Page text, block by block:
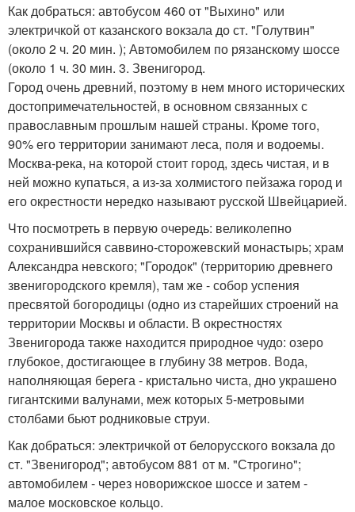
Как добраться: автобусом 460 от "Выхино" или
электричкой от казанского вокзала до ст. "Голутвин"
(около 2 ч. 20 мин. ); Автомобилем по рязанскому шоссе
(около 1 ч. 30 мин. 3. Звенигород.
Город очень древний, поэтому в нем много исторических
достопримечательностей, в основном связанных с
православным прошлым нашей страны. Кроме того,
90% его территории занимают леса, поля и водоемы.
Москва-река, на которой стоит город, здесь чистая, и в
ней можно купаться, а из-за холмистого пейзажа город и
его окрестности нередко называют русской Швейцарией.
Что посмотреть в первую очередь: великолепно
сохранившийся саввино-сторожевский монастырь; храм
Александра невского; "Городок" (территорию древнего
звенигородского кремля), там же - собор успения
пресвятой богородицы (одно из старейших строений на
территории Москвы и области. В окрестностях
Звенигорода также находится природное чудо: озеро
глубокое, достигающее в глубину 38 метров. Вода,
наполняющая берега - кристально чиста, дно украшено
гигантскими валунами, меж которых 5-метровыми
столбами бьют родниковые струи.
Как добраться: электричкой от белорусского вокзала до
ст. "Звенигород"; автобусом 881 от м. "Строгино";
автомобилем - через новорижское шоссе и затем -
малое московское кольцо.